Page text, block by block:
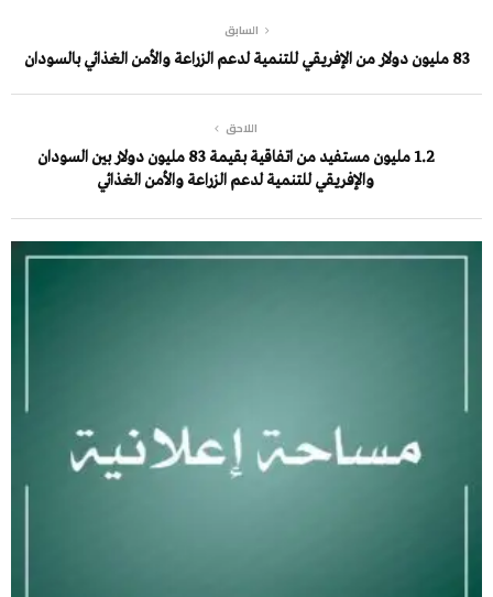
السابق
83 مليون دولار من الإفريقي للتنمية لدعم الزراعة والأمن الغذائي بالسودان
اللاحق
1.2 مليون مستفيد من اتفاقية بقيمة 83 مليون دولار بين السودان
والإفريقي للتنمية لدعم الزراعة والأمن الغذائي